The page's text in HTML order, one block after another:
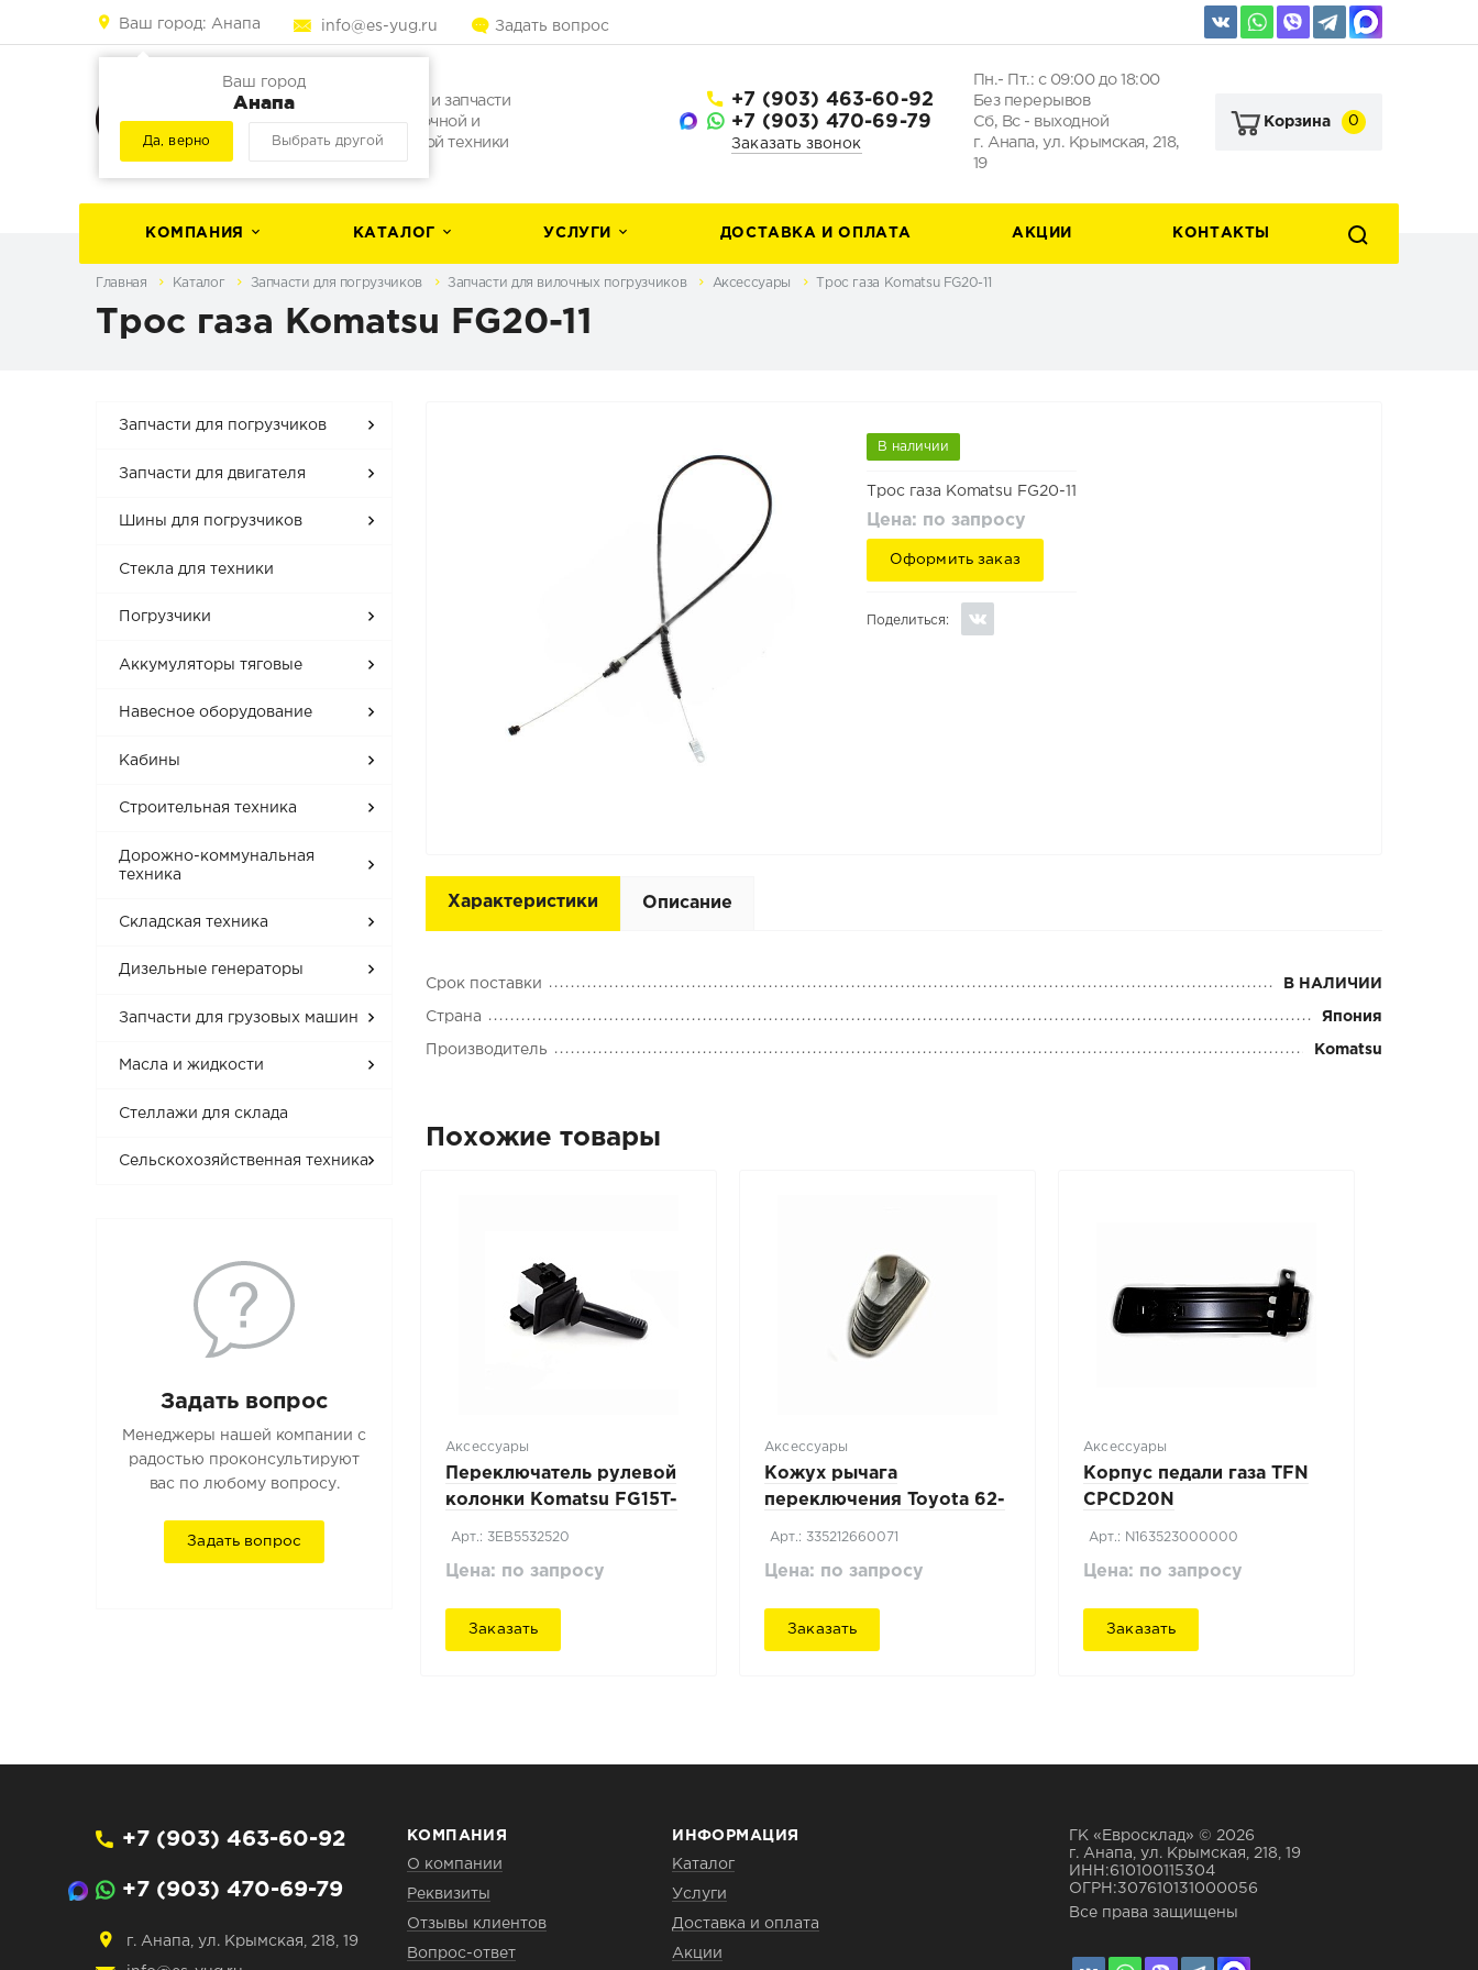
Ваш город: Анапа
Ваш город
Анапа
Да, верно Выбрать другой
info@es-yug.ru Задать вопрос
Погрузчики и запчасти
для погрузочной и
строительной техники
+7 (903) 463-60-92
+7 (903) 470-69-79
Заказать звонок
Пн.- Пт.: с 09:00 до 18:00
Без перерывов
Сб, Вс - выходной
г. Анапа, ул. Крымская, 218,
19
Корзина 0
КОМПАНИЯ КАТАЛОГ УСЛУГИ ДОСТАВКА И ОПЛАТА АКЦИИ КОНТАКТЫ
Главная Каталог Запчасти для погрузчиков Запчасти для вилочных погрузчиков Аксессуары Трос газа Komatsu FG20-11
Трос газа Komatsu FG20-11
Запчасти для погрузчиков
Запчасти для двигателя
Шины для погрузчиков
Стекла для техники
Погрузчики
Аккумуляторы тяговые
Навесное оборудование
Кабины
Строительная техника
Дорожно-коммунальная
техника
Складская техника
Дизельные генераторы
Запчасти для грузовых машин
Масла и жидкости
Стеллажи для склада
Сельскохозяйственная техника
Задать вопрос
Менеджеры нашей компании с
радостью проконсультируют
вас по любому вопросу.
Задать вопрос
В наличии
Трос газа Komatsu FG20-11
Цена: по запросу
Оформить заказ
Поделиться:
Характеристики Описание
Срок поставки В НАЛИЧИИ
Страна Япония
Производитель Komatsu
Похожие товары
Аксессуары
Переключатель рулевой
колонки Komatsu FG15T-
Арт.: 3EB5532520
Цена: по запросу
Заказать
Аксессуары
Кожух рычага
переключения Toyota 62-
Арт.: 335212660071
Цена: по запросу
Заказать
Аксессуары
Корпус педали газа TFN
CPCD20N
Арт.: N163523000000
Цена: по запросу
Заказать
+7 (903) 463-60-92
+7 (903) 470-69-79
г. Анапа, ул. Крымская, 218, 19
КОМПАНИЯ
О компании
Реквизиты
Отзывы клиентов
Вопрос-ответ
ИНФОРМАЦИЯ
Каталог
Услуги
Доставка и оплата
Акции
ГК «Евросклад» © 2026
г. Анапа, ул. Крымская, 218, 19
ИНН:610100115304
ОГРН:307610131000056
Все права защищены